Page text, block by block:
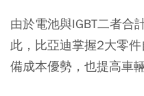
由於電池與IGBT二者合
此，比亞迪掌握2大零
備成本優勢，也提高車